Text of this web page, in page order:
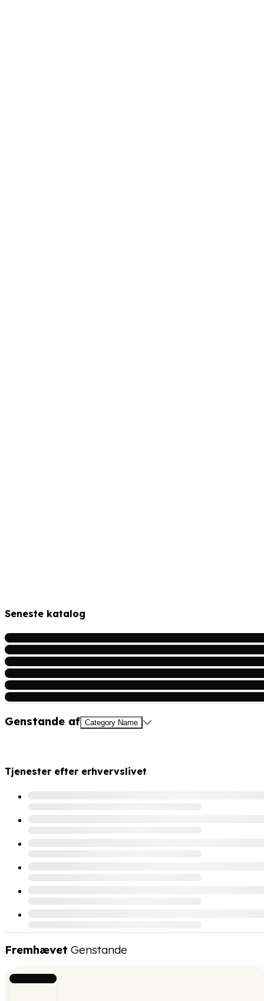
Seneste katalog
Genstande af Category Name
Tjenester efter erhvervslivet
Fremhævet Genstande